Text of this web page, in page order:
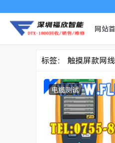
网站
标签： 触摸屏款网
电缆测试